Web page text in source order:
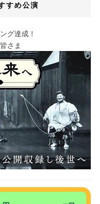
すめ公演
グ達成！
さま